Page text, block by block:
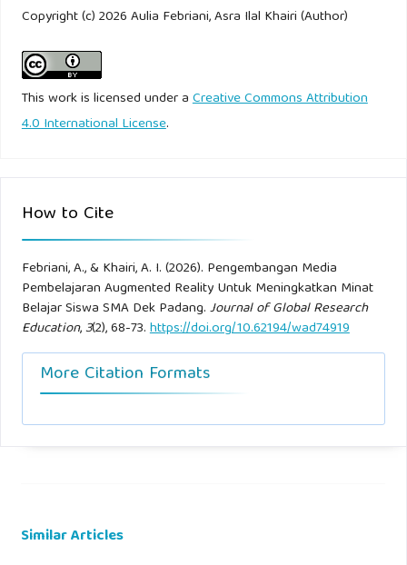
Copyright (c) 2026 Aulia Febriani, Asra Ilal Khairi (Author)
This work is licensed under aCreative Commons Attribution
4.0 International License.
How to Cite
Febriani, A., & Khairi, A. I. (2026). Pengembangan Media
Pembelajaran Augmented Reality Untuk Meningkatkan Minat
Belajar Siswa SMA Dek Padang.Journal of Global Research
Education,3(2), 68-73.https://doi.org/10.62194/wad74919
More Citation Formats
Similar Articles